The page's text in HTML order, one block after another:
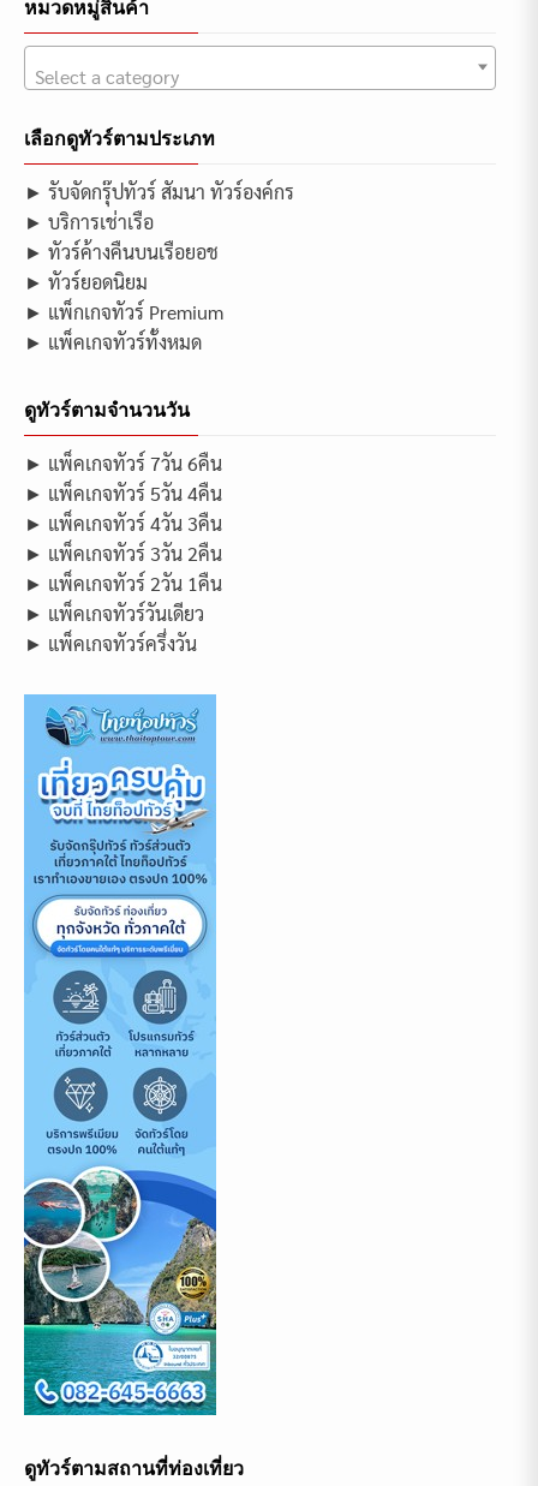
หมวดหมู่สินค้า
Select a category
เลือกดูทัวร์ตามประเภท
► รับจัดกรุ๊ปทัวร์ สัมนา ทัวร์องค์กร
► บริการเช่าเรือ
► ทัวร์ค้างคืนบนเรือยอช
► ทัวร์ยอดนิยม
► แพ็กเกจทัวร์ Premium
► แพ็คเกจทัวร์ทั้งหมด
ดูทัวร์ตามจำนวนวัน
► แพ็คเกจทัวร์ 7วัน 6คืน
► แพ็คเกจทัวร์ 5วัน 4คืน
► แพ็คเกจทัวร์ 4วัน 3คืน
► แพ็คเกจทัวร์ 3วัน 2คืน
► แพ็คเกจทัวร์ 2วัน 1คืน
► แพ็คเกจทัวร์วันเดียว
► แพ็คเกจทัวร์ครึ่งวัน
ดูทัวร์ตามสถานที่ท่องเที่ยว